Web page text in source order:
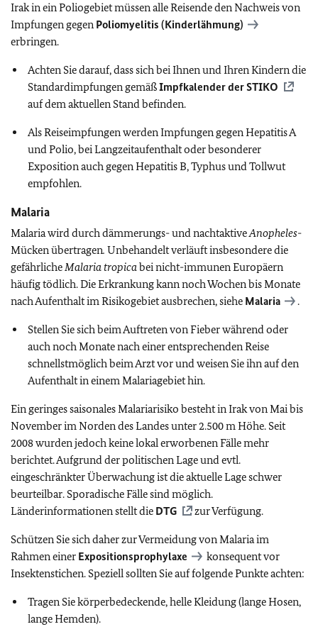
Irak in ein Poliogebiet müssen alle Reisende den Nachweis von
Impfungen gegen Poliomyelitis (Kinderlähmung)
erbringen.
Achten Sie darauf, dass sich bei Ihnen und Ihren Kindern die
Standardimpfungen gemäßImpfkalender derSTIKO
auf dem aktuellen Stand befinden.
Als Reiseimpfungen werden Impfungen gegen Hepatitis A
und Polio, bei Langzeitaufenthalt oder besonderer
Exposition auch gegen Hepatitis B, Typhus und Tollwut
empfohlen.
Malaria
Malaria wird durch dämmerungs- und nachtaktiveAnopheles-
Mücken übertragen. Unbehandelt verläuft insbesondere die
gefährlicheMalaria tropicabei nicht-immunen Europäern
häufig tödlich. Die Erkrankung kann noch Wochen bis Monate
nach Aufenthalt im Risikogebiet ausbrechen, siehe Malaria .
Stellen Sie sich beim Auftreten von Fieber während oder
auch noch Monate nach einer entsprechenden Reise
schnellstmöglich beim Arzt vor und weisen Sie ihn auf den
Aufenthalt in einem Malariagebiet hin.
Ein geringes saisonales Malariarisiko besteht in Irak von Mai bis
November im Norden des Landes unter 2.500 m Höhe. Seit
2008 wurden jedoch keine lokal erworbenen Fälle mehr
berichtet. Aufgrund der politischen Lage und evtl.
eingeschränkter Überwachung ist die aktuelle Lage schwer
beurteilbar. Sporadische Fälle sind möglich.
Länderinformationen stellt die DTG zur Verfügung.
Schützen Sie sich daher zur Vermeidung von Malaria im
Rahmen einer Expositionsprophylaxe
konsequent vor
Insektenstichen. Speziell sollten Sie auf folgende Punkte achten:
Tragen Sie körperbedeckende, helle Kleidung (lange Hosen,
lange Hemden).